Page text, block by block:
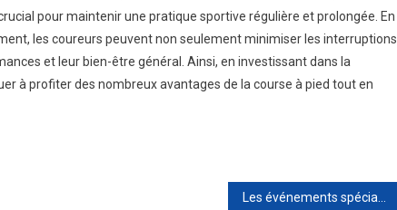
pour maintenir une pratique sportive régulière et prolongée. En
les coureurs peuvent non seulement minimiser les interruptions
et leur bien-être général. Ainsi, en investissant dans la
à profiter des nombreux avantages de la course à pied tout en